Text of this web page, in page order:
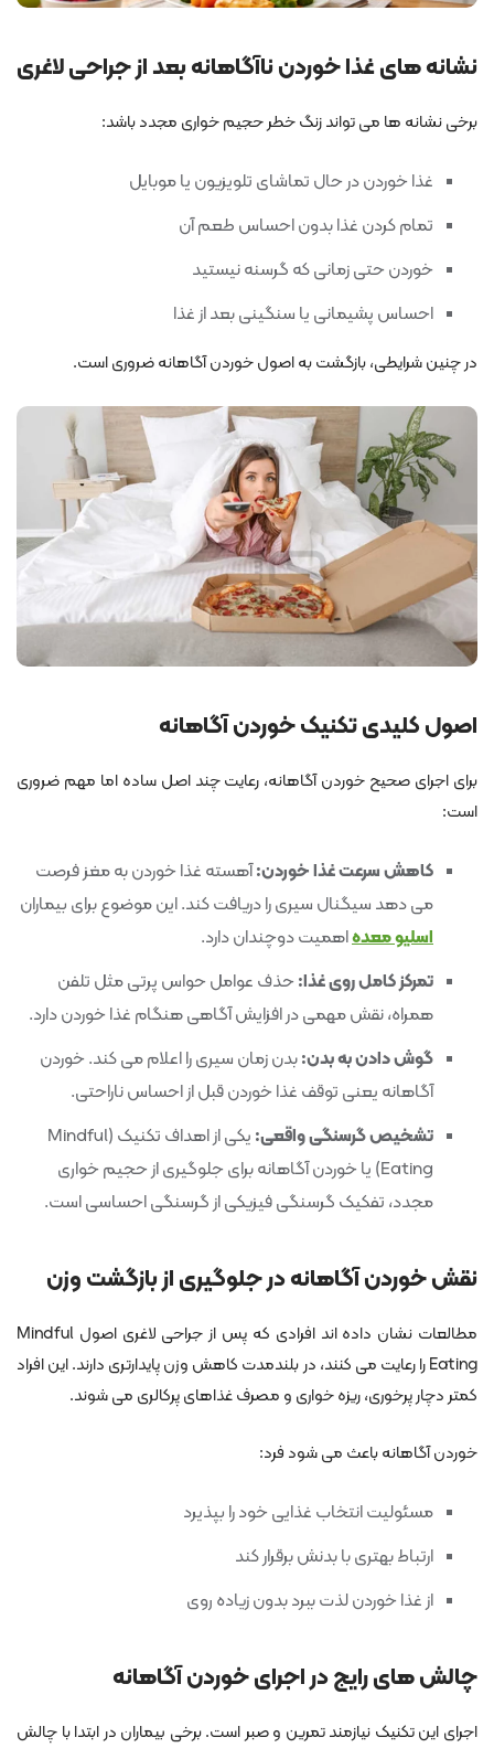
نشانه های غذا خوردن ناآگاهانه بعد از جراحی لاغری
برخی نشانه ها می تواند زنگ خطر حجیم خواری مجدد باشد:
غذا خوردن در حال تماشای تلویزیون یا موبایل
تمام کردن غذا بدون احساس طعم آن
خوردن حتی زمانی که گرسنه نیستید
احساس پشیمانی یا سنگینی بعد از غذا
در چنین شرایطی، بازگشت به اصول خوردن آگاهانه ضروری است.
اصول کلیدی تکنیک خوردن آگاهانه
برای اجرای صحیح خوردن آگاهانه، رعایت چند اصل ساده اما مهم ضروری
است:
کاهش سرعت غذا خوردن:آهسته غذا خوردن به مغز فرصت
می دهد سیگنال سیری را دریافت کند. این موضوع برای بیماران
اسلیو معدهاهمیت دوچندان دارد.
تمرکز کامل روی غذا:حذف عوامل حواس پرتی مثل تلفن
همراه، نقش مهمی در افزایش آگاهی هنگام غذا خوردن دارد.
گوش دادن به بدن:بدن زمان سیری را اعلام می کند. خوردن
آگاهانه یعنی توقف غذا خوردن قبل از احساس ناراحتی.
تشخیص گرسنگی واقعی:
یکی از اهداف تکنیک (Mindful
Eating) یا خوردن آگاهانه برای جلوگیری از حجیم خواری
مجدد، تفکیک گرسنگی فیزیکی از گرسنگی احساسی است.
نقش خوردن آگاهانه در جلوگیری از بازگشت وزن
مطالعات نشان داده اند افرادی که پس از جراحی لاغری اصول Mindful
Eating را رعایت می کنند، در بلندمدت کاهش وزن پایدارتری دارند. این افراد
کمتر دچار پرخوری، ریزه خواری و مصرف غذاهای پرکالری می شوند.
خوردن آگاهانه باعث می شود فرد:
مسئولیت انتخاب غذایی خود را بپذیرد
ارتباط بهتری با بدنش برقرار کند
از غذا خوردن لذت ببرد بدون زیاده روی
چالش های رایج در اجرای خوردن آگاهانه
اجرای این تکنیک نیازمند تمرین و صبر است. برخی بیماران در ابتدا با چالش